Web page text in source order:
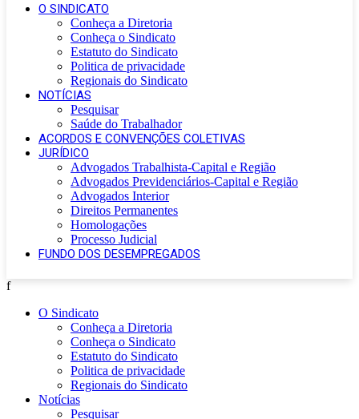
O SINDICATO
Conheça a Diretoria
Conheça o Sindicato
Estatuto do Sindicato
Politica de privacidade
Regionais do Sindicato
NOTÍCIAS
Pesquisar
Saúde do Trabalhador
ACORDOS E CONVENÇÕES COLETIVAS
JURÍDICO
Advogados Trabalhista-Capital e Região
Advogados Previdenciários-Capital e Região
Advogados Interior
Direitos Permanentes
Homologações
Processo Judicial
FUNDO DOS DESEMPREGADOS
f
O Sindicato
Conheça a Diretoria
Conheça o Sindicato
Estatuto do Sindicato
Politica de privacidade
Regionais do Sindicato
Notícias
Pesquisar